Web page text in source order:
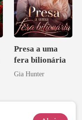
Presa a uma
fera bilionária
Gia Hunter